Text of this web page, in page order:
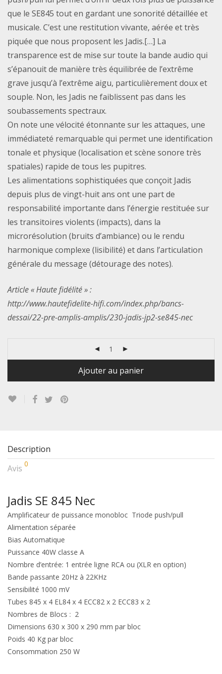
que le SE845 tout en gardant une sonorité détaillée et
musicale. C’est une restitution vivante, aérée et très
piquée que nous proposent les Jadis.[…] La
transparence est de mise sur toute la bande audio qui
s’épanouit de manière très équilibrée de l’extrême
grave jusqu’à l’extrême aigu, particulièrement doux et
souple. Non, les Jadis ne faiblissent pas dans les
soubassements spectraux.
On note une vélocité étonnante sur les attaques, une
immédiateté remarquable qui permet une identification
tonale et physique (localisation et scène sonore très
spatiales) rapide de tous les pupitres.
Les alimentations sophistiquées que conçoit Jadis
depuis plus de vingt-huit ans ont une part de
responsabilité importante dans l’énergie restituée sur
les transitoires violents (impacts), dans la
microrésolution (bruits d’ambiance) ou le rendu
harmonique complexe (lisibilité) et dans l’articulation
générale du message (détourage des notes).
Article « Haute fidélité » :
http://www.hautefidelite-hifi.com/index.php/bancs-
dessai/22-pre-amplis-amplis/230-jadis-jp2-se845-nec
Ajouter au panier
Description
Avis 0
Jadis SE 845 Nec
Amplificateur de puissance monobloc Triode push/pull
Alimentation séparée
Bias Automatique
Puissance 40W classe A
Nombre d’entrée: 1 entrée ligne RCA ou (XLR en option)
Bande passante 20Hz à 22KHz
Sensibilité 1000 mV
Tubes 845 x 4 EL84 x 4 ECC82 x 2 ECC83 x 2
Nombres de Blocs : 2
Dimensions 630 x 300 x 290 mm par bloc
Poids 40 Kg par bloc
Consommation 250 W